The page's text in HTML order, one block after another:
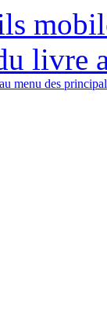
livre
menu des